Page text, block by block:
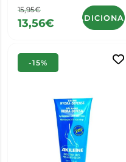
15,95€
13,56€ ADICIONAR
-15%